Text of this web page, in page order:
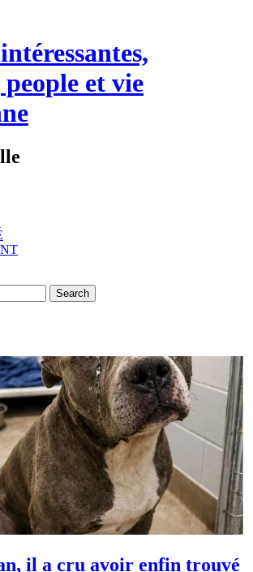
et vie
il a cru avoir enfin trouvé